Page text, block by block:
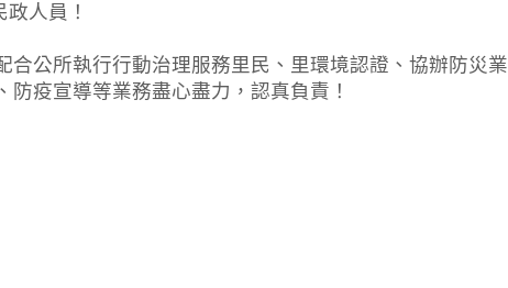
人員！
公所執行行動治理服務里民、里環境認證、協辦防災業
疫宣導等業務盡心盡力，認真負責！